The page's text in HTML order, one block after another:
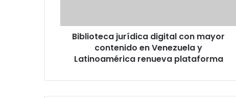
y
Latinoamérica
plataforma
Biblioteca jurídica digital con mayor
contenido en Venezuela y
Latinoamérica renueva plataforma